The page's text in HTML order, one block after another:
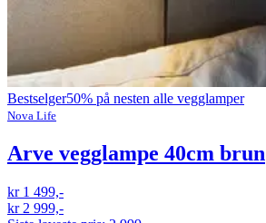
Bestselger50% på nesten alle vegglamper
Nova Life
Arve vegglampe 40cm brun
kr 1 499,-
kr 2 999,-